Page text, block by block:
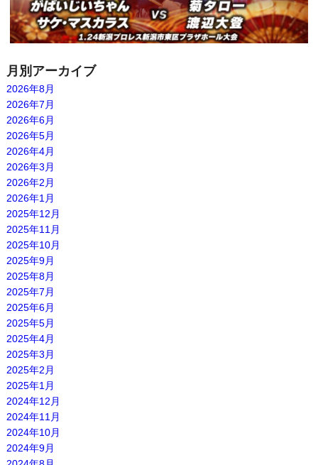
月別アーカイブ
2026年8月
2026年7月
2026年6月
2026年5月
2026年4月
2026年3月
2026年2月
2026年1月
2025年12月
2025年11月
2025年10月
2025年9月
2025年8月
2025年7月
2025年6月
2025年5月
2025年4月
2025年3月
2025年2月
2025年1月
2024年12月
2024年11月
2024年10月
2024年9月